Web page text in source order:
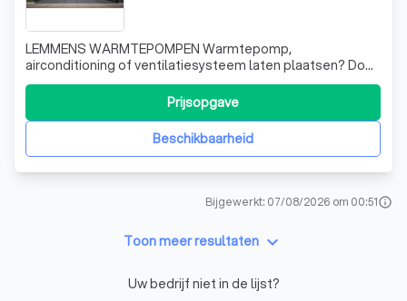
LEMMENS WARMTEPOMPEN Warmtepomp,
airconditioning of ventilatiesysteem laten plaatsen? Doe
een beroep op Lemmens Warmtepompen. Wij zorgen
voor een vakkundige installatie van uw klimaatsysteem,
aangevuld met professioneel advies en een uitstekende
Beschikbaarheid
Prijsopgave
Bijgewerkt: 07/08/2026 om 00:51info
Toon meer resultaten keyboard_arrow_down
Uw bedrijf niet in de lijst?